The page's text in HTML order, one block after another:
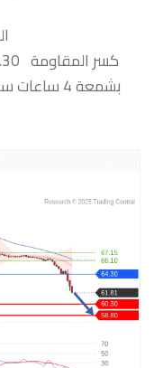
بشمعة 4